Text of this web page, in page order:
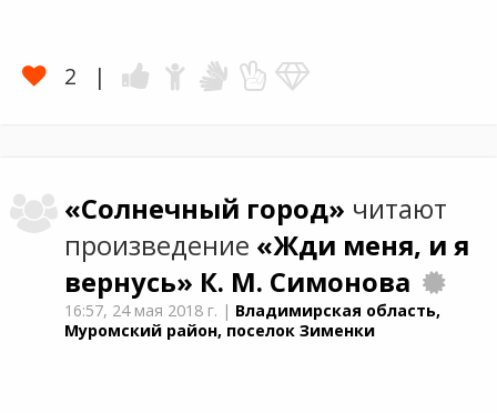
2
«Солнечный город» читают
произведение «Жди меня, и я
вернусь» К. М. Симонова
16:57, 24 мая 2018 г. | Владимирская область,
Муромский район, поселок Зименки